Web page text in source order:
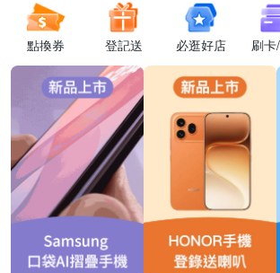
點換券 登記送 必逛好店 刷卡